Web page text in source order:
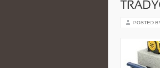
POSTED